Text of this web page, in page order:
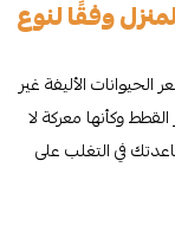
وفقًا لنوع
الأليفة غير
وكأنها معركة لا
في التغلب على